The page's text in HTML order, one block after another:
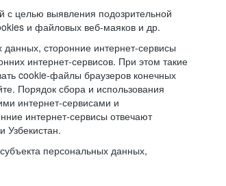
с целью выявления подозрительной
и файловых веб-маяков и др.
данных, сторонние интернет-сервисы
интернет-сервисов. При этом такие
cookie-файлы браузеров конечных
Порядок сбора и использования
интернет-сервисами и
интернет-сервисы отвечают
Узбекистан.
персональных данных,